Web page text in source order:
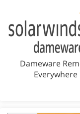
Dameware
Everywhere